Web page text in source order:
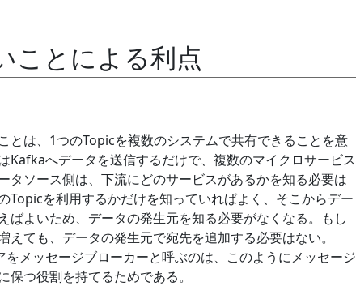
ことによる利点
とは、1つのTopicを複数のシステムで共有できることを意
Kafkaへデータを送信するだけで、複数のマイクロサービス
タソース側は、下流にどのサービスがあるかを知る必要は
Topicを利用するかだけを知っていればよく、そこからデー
ばよいため、データの発生元を知る必要がなくなる。もし
えても、データの発生元で宛先を追加する必要はない。
メッセージブローカーと呼ぶのは、このようにメッセージ
つ役割を持てるためである。